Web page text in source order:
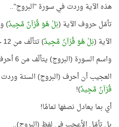
هذه الآية وردت في سورة "البروج"..
تأمّل حروف الآية (بَلْ هُوَ قُرْآنٌ مَّجِيدٌ)
الآية (بَلْ هُوَ قُرْآنٌ مَّجِيدٌ) تتألّف من 12 حرفًا غير مكرّرًا..
واسم السورة (البروج) يتألّف من 6 أحرف غير مكرّرة..
العجيب أن أحرف (البروج) الستة
قُرْآنٌ مَّجِيدٌ)!
أي بما يعادل نصفها تمامًا!